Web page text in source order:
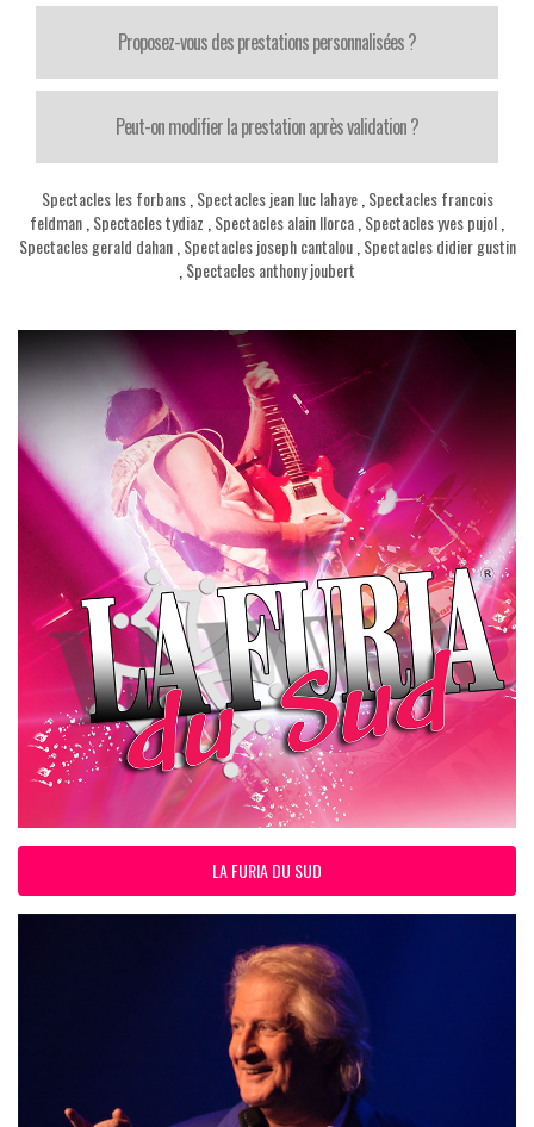
Proposez-vous des prestations personnalisées ?
Peut-on modifier la prestation après validation ?
Spectacles les forbans, Spectacles jean luc lahaye, Spectacles francois
feldman Spectacles tydiaz Spectacles alain llorca Spectacles yves pujol
Spectacles gerald dahan, Spectacles joseph cantalou, Spectacles didier gustin
Spectacles anthony joubert
LA FURIA DU SUD